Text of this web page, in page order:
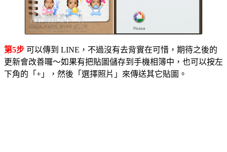
第5步 可以傳到 LINE，不過沒有去背實在可惜，期待之後的
更新會改善囉～如果有把貼圖儲存到手機相簿中，也可以按左
下角的「+」，然後「選擇照片」來傳送其它貼圖。